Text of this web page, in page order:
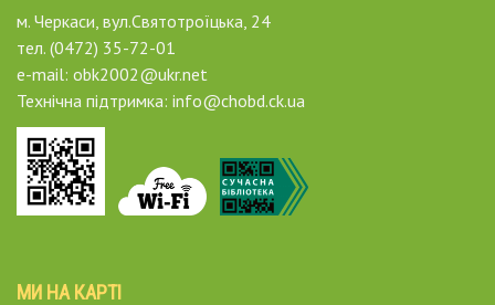
м. Черкаси, вул.Святотроїцька, 24
тел. (0472) 35-72-01
e-mail: obk2002@ukr.net
Технічна підтримка: info@chobd.ck.ua
МИ НА КАРТІ